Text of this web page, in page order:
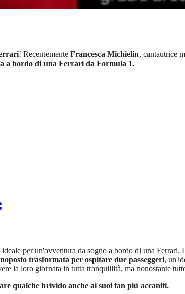
! Recentemente Francesca Michielin, cantautrice
a bordo di una Ferrari da Formula 1.
per un'avventura da sogno a bordo di una
trasformata per ospitare due passeggeri,
la loro giornata in tutta tranquillità, ma nonostante
qualche brivido anche ai suoi fan più accaniti.